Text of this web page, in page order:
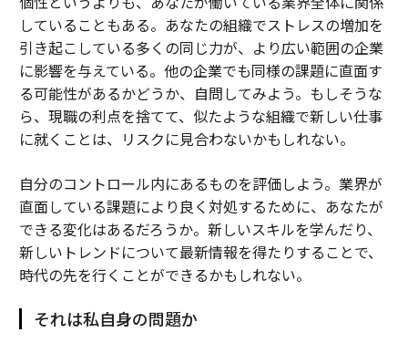
していることもある。あなたの組織でストレスの増加を
引き起こしている多くの同じ力が、より広い範囲の企業
に影響を与えている。他の企業でも同様の課題に直面す
る可能性があるかどうか、自問してみよう。もしそうな
ら、現職の利点を捨てて、似たような組織で新しい仕事
に就くことは、リスクに見合わないかもしれない。
自分のコントロール内にあるものを評価しよう。業界が
直面している課題により良く対処するために、あなたが
できる変化はあるだろうか。新しいスキルを学んだり、
新しいトレンドについて最新情報を得たりすることで、
時代の先を行くことができるかもしれない。
それは私自身の問題か